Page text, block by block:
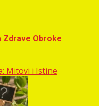
Zdrave Obroke
Mitovi i Istine